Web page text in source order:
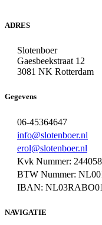
ADRES
Slotenboer
Gaesbeekstraat 12
3081 NK Rotterdam
Gegevens
06-45364647
info@slotenboer.nl
erol@slotenboer.nl
Kvk Nummer:
BTW Nummer:
IBAN:
NAVIGATIE